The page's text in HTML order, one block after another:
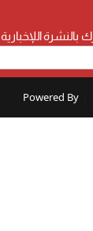
بالنشرة اللإخبارية
Powered By